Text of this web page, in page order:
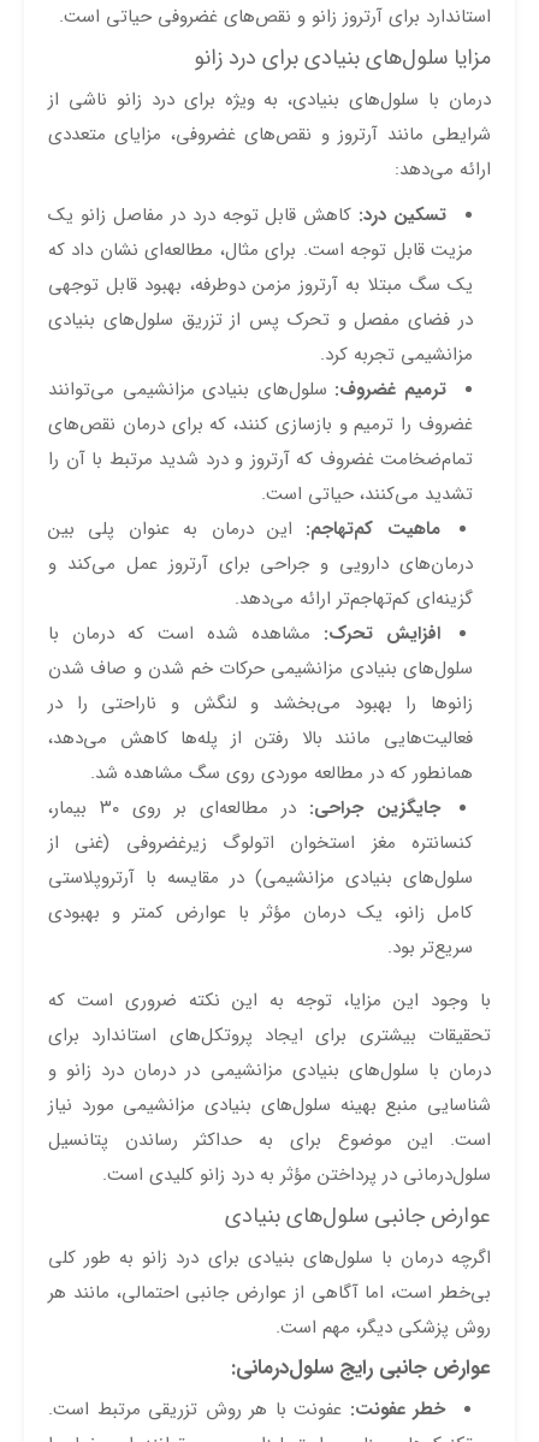
استاندارد برای آرتروز زانو و نقص‌های غضروفی حیاتی است.
مزایا سلول‌های بنیادی برای درد زانو
درمان با سلول‌های بنیادی، به ویژه برای درد زانو ناشی از
شرایطی مانند آرتروز و نقص‌های غضروفی، مزایای متعددی
ارائه می‌دهد:
تسکین درد: کاهش قابل توجه درد در مفاصل زانو یک
مزیت قابل توجه است. برای مثال، مطالعه‌ای نشان داد که
یک سگ مبتلا به آرتروز مزمن دوطرفه، بهبود قابل توجهی
در فضای مفصل و تحرک پس از تزریق سلول‌های بنیادی
مزانشیمی تجربه کرد.
ترمیم غضروف: سلول‌های بنیادی مزانشیمی می‌توانند
غضروف را ترمیم و بازسازی کنند، که برای درمان نقص‌های
تمام‌ضخامت غضروف که آرتروز و درد شدید مرتبط با آن را
تشدید می‌کنند، حیاتی است.
ماهیت کم‌تهاجم: این درمان به عنوان پلی بین
درمان‌های دارویی و جراحی برای آرتروز عمل می‌کند و
گزینه‌ای کم‌تهاجم‌تر ارائه می‌دهد.
افزایش تحرک: مشاهده شده است که درمان با
سلول‌های بنیادی مزانشیمی حرکات خم شدن و صاف شدن
زانوها را بهبود می‌بخشد و لنگش و ناراحتی را در
فعالیت‌هایی مانند بالا رفتن از پله‌ها کاهش می‌دهد،
همانطور که در مطالعه موردی روی سگ مشاهده شد.
جایگزین جراحی:
در مطالعه‌ای بر روی ۳۰ بیمار،
کنسانتره مغز استخوان اتولوگ زیرغضروفی (غنی از
سلول‌های بنیادی مزانشیمی) در مقایسه با آرتروپلاستی
کامل زانو، یک درمان مؤثر با عوارض کمتر و بهبودی
سریع‌تر بود.
با وجود این مزایا، توجه به این نکته ضروری است که
تحقیقات بیشتری برای ایجاد پروتکل‌های استاندارد برای
درمان با سلول‌های بنیادی مزانشیمی در درمان درد زانو و
شناسایی منبع بهینه سلول‌های بنیادی مزانشیمی مورد نیاز
است. این موضوع برای به حداکثر رساندن پتانسیل
سلول‌درمانی در پرداختن مؤثر به درد زانو کلیدی است.
عوارض جانبی سلول‌های بنیادی
اگرچه درمان با سلول‌های بنیادی برای درد زانو به طور کلی
بی‌خطر است، اما آگاهی از عوارض جانبی احتمالی، مانند هر
روش پزشکی دیگر، مهم است.
عوارض جانبی رایج سلول‌درمانی:
خطر عفونت: عفونت با هر روش تزریقی مرتبط است.